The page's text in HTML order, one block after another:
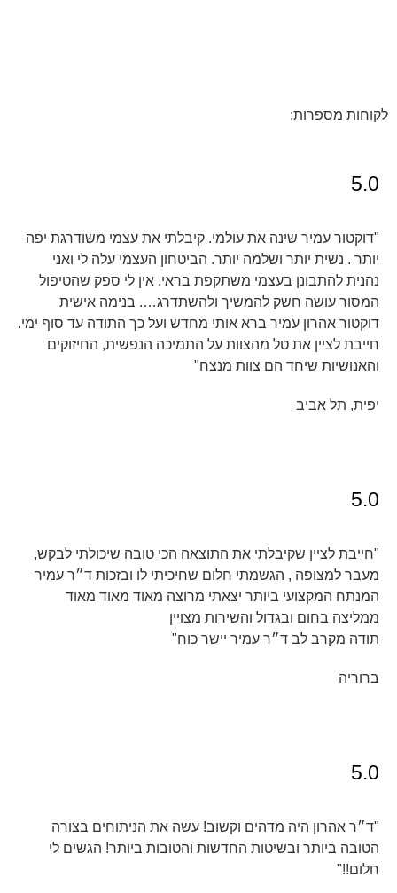
לקוחות מספרות:
5.0
"דוקטור עמיר שינה את עולמי. קיבלתי את עצמי משודרגת יפה
יותר . נשית יותר ושלמה יותר. הביטחון העצמי עלה לי ואני
נהנית להתבונן בעצמי משתקפת בראי. אין לי ספק שהטיפול
המסור עושה חשק להמשיך ולהשתדרג…. בנימה אישית
דוקטור אהרון עמיר ברא אותי מחדש ועל כך התודה עד סוף ימי.
חייבת לציין את טל מהצוות על התמיכה הנפשית, החיזוקים
והאנושיות שיחד הם צוות מנצח"
יפית, תל אביב
5.0
"חייבת לציין שקיבלתי את התוצאה הכי טובה שיכולתי לבקש,
מעבר למצופה , הגשמתי חלום שחיכיתי לו ובזכות ד״ר עמיר
המנתח המקצועי ביותר יצאתי מרוצה מאוד מאוד מאוד
ממליצה בחום ובגדול והשירות מצויין
תודה מקרב לב ד״ר עמיר יישר כוח"
ברוריה
5.0
"ד״ר אהרון היה מדהים וקשוב! עשה את הניתוחים בצורה
הטובה ביותר ובשיטות החדשות והטובות ביותר! הגשים לי
חלום!!"